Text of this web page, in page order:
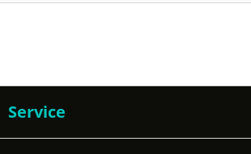
Service